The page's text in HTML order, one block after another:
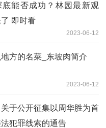
能否成功？林园最新观
即时看
2023-06-12
方的名菜_东坡肉简介
2023-06-12
于公开征集以周华胜为首
犯罪线索的通告